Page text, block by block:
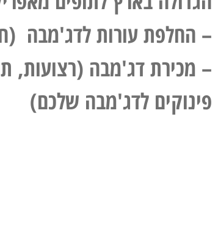
– החלפת עורות לדג'מבה
– מכירת דג'מבה (רצועות,
פינוקים לדג'מבה שלכם)